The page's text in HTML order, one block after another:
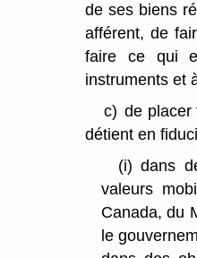
de ses biens
afférent, de
faire ce qui
instruments et
c) de placer
détient en
(i) dans
valeurs
Canada, du
le